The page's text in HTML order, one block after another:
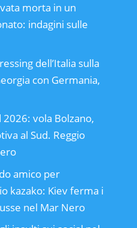
morta in un
indagini sulle
dell’Italia sulla
con Germania,
vola Bolzano,
al Sud. Reggio
amico per
kazako: Kiev ferma i
nel Mar Nero